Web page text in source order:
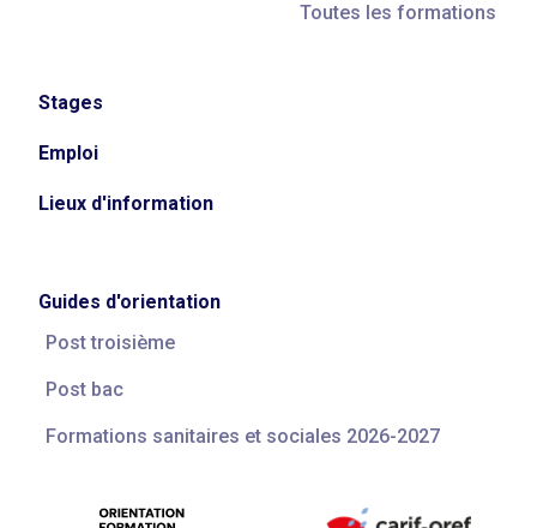
Toutes les formations
Stages
Emploi
Lieux d'information
Guides d'orientation
Post troisième
Post bac
Formations sanitaires et sociales 2026-2027